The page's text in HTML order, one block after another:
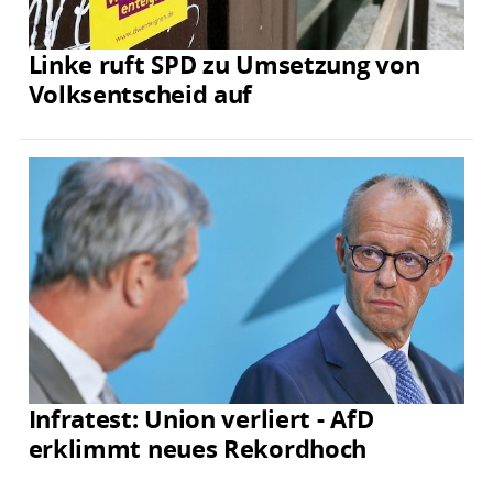
Linke ruft SPD zu Umsetzung von
Volksentscheid auf
Infratest: Union verliert - AfD
erklimmt neues Rekordhoch